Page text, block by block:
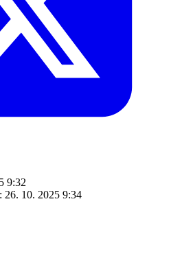
9:32
26. 10. 2025 9:34